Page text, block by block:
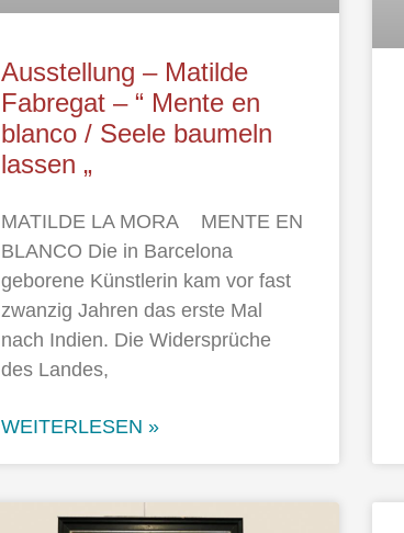
Ausstellung – Matilde
Fabregat – “ Mente en
blanco / Seele baumeln
lassen „
MATILDE LA MORA MENTE EN
BLANCO Die in Barcelona
geborene Künstlerin kam vor fast
zwanzig Jahren das erste Mal
nach Indien. Die Widersprüche
des Landes,
WEITERLESEN »